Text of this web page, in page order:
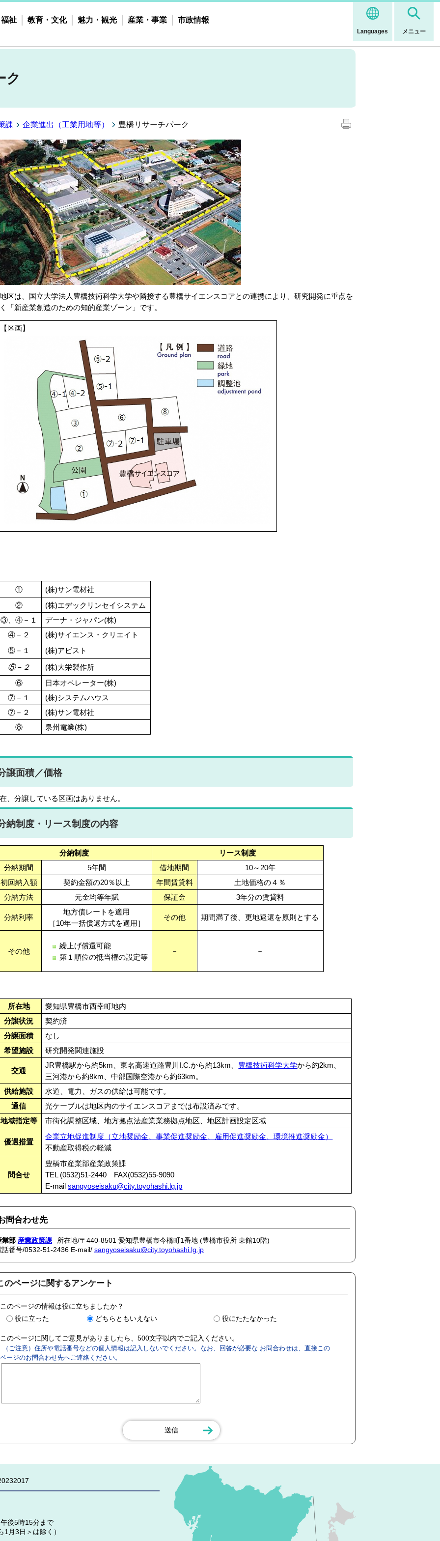
Languages メニュー
祉 教育・文化 魅力・観光 産業・事業 市政情報
ク
課 企業進出（工業用地等） 豊橋リサーチパーク
区は、国立大学法人豊橋技術科学大学や隣接する豊橋サイエンスコアとの連携により、研究開発に重点を
「新産業創造のための知的産業ゾーン」です。
【区画】
①
(株)サン電材社
②
(株)エデックリンセイシステム
③、④－１
デーナ・ジャパン(株)
④－２
(株)サイエンス・クリエイト
⑤－１
(株)アビスト
⑤－２
(株)大栄製作所
⑥
日本オペレーター(株)
⑦－１
(株)システムハウス
⑦－２
(株)サン電材社
⑧
泉州電業(株)
譲面積／価格
、分譲している区画はありません。
納制度・リース制度の内容
分納制度
リース制度
分納期間
5年間 借地期間
10～20年
初回納入額
契約金額の20％以上 年間賃貸料
土地価格の４％
分納方法
元金均等年賦 保証金 3年分の賃貸料
分納利率
地方債レートを適用
［10年一括償還方式を適用］
その他 期間満了後、更地返還を原則とする
その他
繰上げ償還可能
第１順位の抵当権の設定等
－ －
所在地
愛知県豊橋市西幸町地内
分譲状況
契約済
分譲面積
なし
希望施設
研究開発関連施設
交通
JR豊橋駅から約5km、東名高速道路豊川I.C.から約13km、 豊橋技術科学大学から約2km、
三河港から約8km、中部国際空港から約63km。
供給施設
水道、電力、ガスの供給は可能です。
通信
光ケーブルは地区内のサイエンスコアまでは布設済みです。
地域指定等
市街化調整区域、地方拠点法産業業務拠点地区、地区計画設定区域
優遇措置
企業立地促進制度（立地奨励金、事業促進奨励金、雇用促進奨励金、環境推進奨励金）
不動産取得税の軽減
問合せ
豊橋市産業部産業政策課
TEL (0532)51-2440 FAX(0532)55-9090
E-mailsangyoseisaku@city.toyohashi.lg.jp
問合わせ先
業部 産業政策課
所在地/〒440-8501 愛知県豊橋市今橋町1番地 (豊橋市役所 東館10階)
話番号/0532-51-2436 E-mail/ sangyoseisaku@city.toyohashi.lg.jp
のページに関するアンケート
このページの情報は役に立ちましたか？
役に立った
どちらともいえない 役にたたなかった
このページに関してご意見がありましたら、500文字以内でご記入ください。
（ご注意）住所や電話番号などの個人情報は記入しないでください。なお、回答が必要な お問合わせは、直接この
ページのお問合わせ先へご連絡ください。
後5時15分まで
月3日＞は除く）